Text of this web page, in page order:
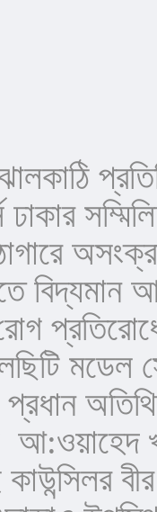
ঢাকার
বিদ্যমান
মডেল
আ:ওয়াহেদ